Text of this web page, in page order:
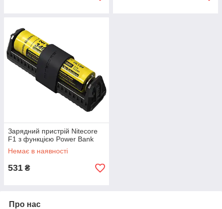
Зарядний пристрій Nitecore
F1 з функцією Power Bank
Немає в наявності
531 ₴
Про нас